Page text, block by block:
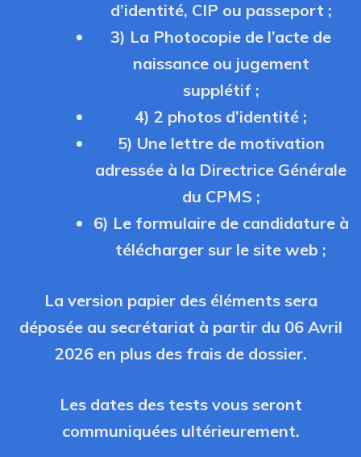
d’identité, CIP ou passeport ;
3) La Photocopie de l’acte de
naissance ou jugement
supplétif ;
4) 2 photos d’identité ;
5) Une lettre de motivation
adressée à la Directrice Générale
du CPMS ;
6) Le formulaire de candidature à
télécharger sur le site web ;
La version papier des éléments sera
déposée au secrétariat à partir du 06 Avril
2026 en plus des frais de dossier.
Les dates des tests vous seront
communiquées ultérieurement.